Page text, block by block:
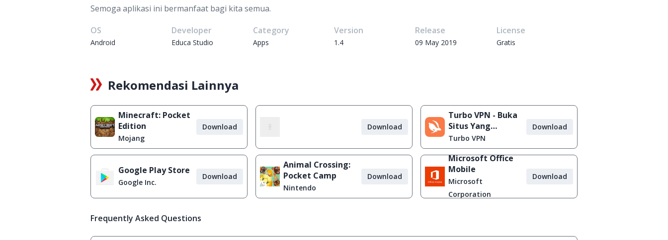
Semoga aplikasi ini bermanfaat bagi kita semua.
OS
Android
Developer
Educa Studio
Category
Apps
Version
1.4
Release
09 May 2019
License
Gratis
Rekomendasi Lainnya
Minecraft: Pocket
Edition
Mojang
Download Download
Turbo VPN - Buka
Situs Yang
Diblokir
Turbo VPN
Download
Google Play Store
Google Inc.
Download
Animal Crossing:
Pocket Camp
Nintendo
Download
Microsoft Office
Mobile
Microsoft
Corporation
Download
Frequently Asked Questions